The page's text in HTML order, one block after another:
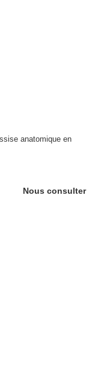
anatomique en
Nous consulter